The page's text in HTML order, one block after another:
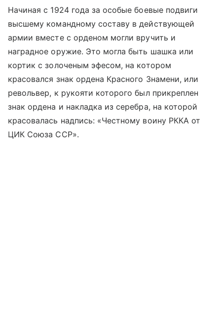
Начиная с 1924 года за особые боевые подвиги
высшему командному составу в действующей
армии вместе с орденом могли вручить и
наградное оружие. Это могла быть шашка или
кортик с золоченым эфесом, на котором
красовался знак ордена Красного Знамени, или
револьвер, к рукояти которого был прикреплен
знак ордена и накладка из серебра, на которой
красовалась надпись: «Честному воину РККА от
ЦИК Союза ССР».